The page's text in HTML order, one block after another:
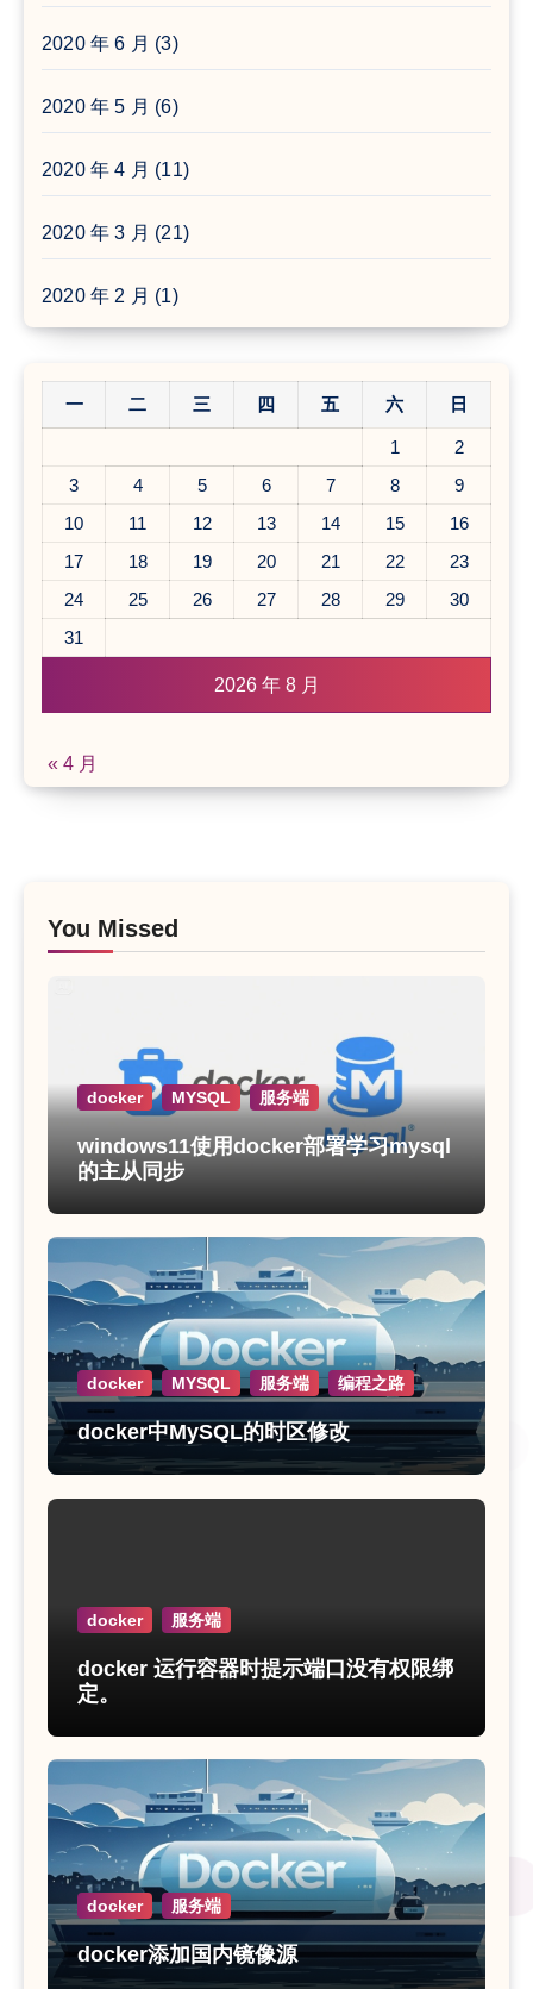
2020 年 6 月 (3)
2020 年 5 月 (6)
2020 年 4 月 (11)
2020 年 3 月 (21)
2020 年 2 月 (1)
2026 年 8 月
一 二 三 四 五 六 日
1
2
3
4 5 6 7 8
9
10
11 12 13 14 15
16
17
18 19 20 21 22
23
24
25 26 27 28 29
30
31
« 4 月
You Missed
docker MYSQL 服务端
windows11使用docker部署学习mysql
的主从同步
docker MYSQL 服务端 编程之路
docker中MySQL的时区修改
docker 服务端
docker 运行容器时提示端口没有权限绑
定。
docker 服务端
docker添加国内镜像源